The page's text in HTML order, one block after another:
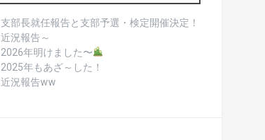
支部長就任報告と支部予選・検定開催決定！
近況報告～
2026年明けました〜
2025年もあざ～した！
近況報告ww